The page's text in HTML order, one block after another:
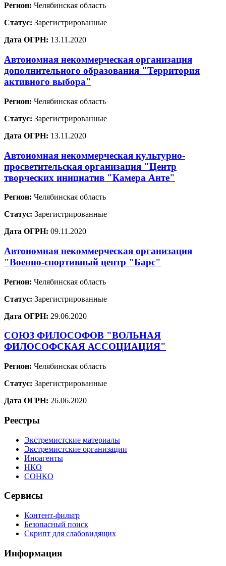
Регион: Челябинская область
Статус: Зарегистрированные
Дата ОГРН: 13.11.2020
Автономная некоммерческая организация
дополнительного образования "Территория
активного выбора"
Регион: Челябинская область
Статус: Зарегистрированные
Дата ОГРН: 13.11.2020
Автономная некоммерческая культурно-
просветительская организация "Центр
творческих инициатив "Камера Анте"
Регион: Челябинская область
Статус: Зарегистрированные
Дата ОГРН: 09.11.2020
Автономная некоммерческая организация
"Военно-спортивный центр "Барс"
Регион: Челябинская область
Статус: Зарегистрированные
Дата ОГРН: 29.06.2020
СОЮЗ ФИЛОСОФОВ "ВОЛЬНАЯ
ФИЛОСОФСКАЯ АССОЦИАЦИЯ"
Регион: Челябинская область
Статус: Зарегистрированные
Дата ОГРН: 26.06.2020
Реестры
Экстремистские материалы
Экстремистские организации
Иноагенты
НКО
СОНКО
Сервисы
Контент-фильтр
Безопасный поиск
Скрипт для слабовидящих
Информация